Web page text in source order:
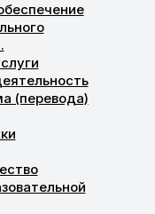
(перевода)